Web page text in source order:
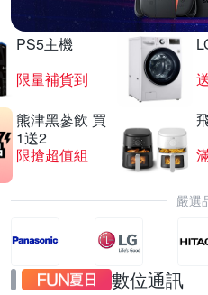
PS5主機
限量補貨到
熊津黑蔘飲 買
1送2
限搶超值組
嚴選
數位通訊